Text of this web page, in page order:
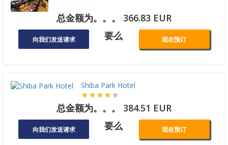
总金额为。。。 366.83 EUR
向我们发送请求 要么 现在预订
Shiba Park Hotel
总金额为。。。 384.51 EUR
向我们发送请求 要么 现在预订